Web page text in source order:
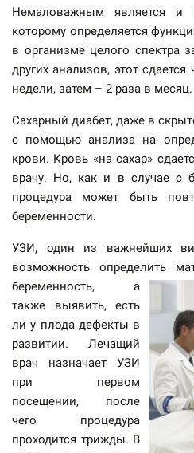
Немаловажным является и
которому определяется
в организме целого спектра
других анализов, этот
недели, затем – 2 раза в месяц.
Сахарный диабет, даже в
с помощью анализа на
крови. Кровь «на сахар»
врачу. Но, как и в случае с
процедура может быть
беременности.
УЗИ, один из важнейших
возможность определить
беременность, а
также выявить, есть
ли у плода дефекты в
развитии. Лечащий
врач назначает УЗИ
при первом
посещении, после
чего процедура
проходится трижды. В